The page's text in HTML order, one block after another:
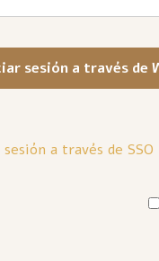
a través de SSO